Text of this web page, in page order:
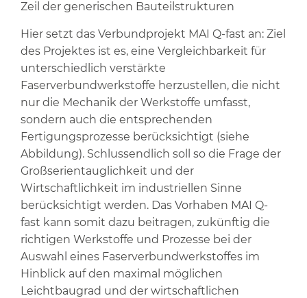
Zeil der generischen Bauteilstrukturen
Hier setzt das Verbundprojekt MAI Q-fast an: Ziel
des Projektes ist es, eine Vergleichbarkeit für
unterschiedlich verstärkte
Faserverbundwerkstoffe herzustellen, die nicht
nur die Mechanik der Werkstoffe umfasst,
sondern auch die entsprechenden
Fertigungsprozesse berücksichtigt (siehe
Abbildung). Schlussendlich soll so die Frage der
Großserientauglichkeit und der
Wirtschaftlichkeit im industriellen Sinne
berücksichtigt werden. Das Vorhaben MAI Q-
fast kann somit dazu beitragen, zukünftig die
richtigen Werkstoffe und Prozesse bei der
Auswahl eines Faserverbundwerkstoffes im
Hinblick auf den maximal möglichen
Leichtbaugrad und der wirtschaftlichen